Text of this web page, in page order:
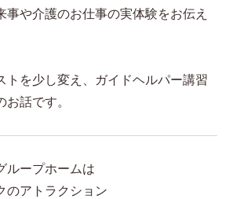
事や介護のお仕事の実体験をお伝え
トを少し変え、ガイドヘルパー講習
お話です。
ループホームは
のアトラクション